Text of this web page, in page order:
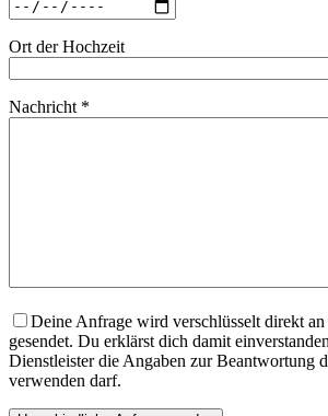
Ort der Hochzeit
Nachricht *
Deine Anfrage wird verschlüsselt direkt
gesendet. Du erklärst dich damit
Dienstleister die Angaben zur Beantwortung
verwenden darf.